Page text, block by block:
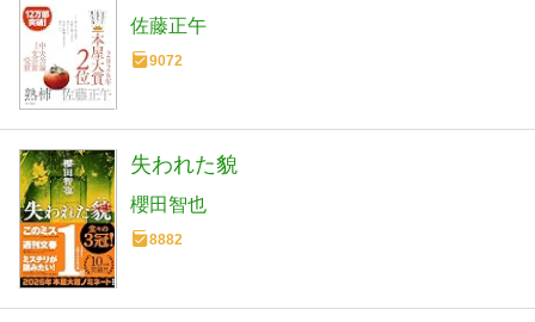
佐藤正午
9072
失われた貌
櫻田智也
8882